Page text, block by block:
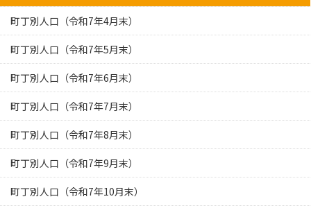
町丁別人口（令和7年4月末）
町丁別人口（令和7年5月末）
町丁別人口（令和7年6月末）
町丁別人口（令和7年7月末）
町丁別人口（令和7年8月末）
町丁別人口（令和7年9月末）
町丁別人口（令和7年10月末）